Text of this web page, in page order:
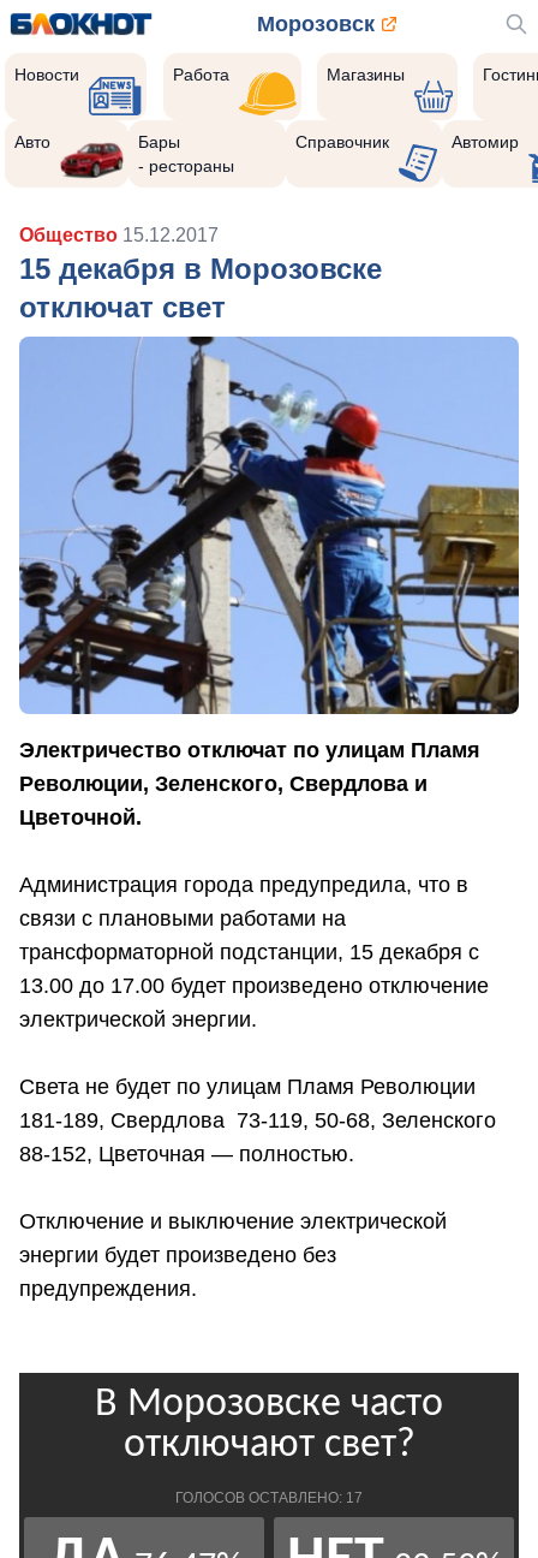
Морозовск
Новости Работа Магазины
Авто
Бары
- рестораны
Справочник Автомир
Общество 15.12.2017
15 декабря в Морозовске
отключат свет
Электричество отключат по улицам Пламя
Революции, Зеленского, Свердлова и
Цветочной.
Администрация города предупредила, что в
связи с плановыми работами на
трансформаторной подстанции, 15 декабря с
13.00 до 17.00 будет произведено отключение
электрической энергии.
Света не будет по улицам Пламя Революции
181-189, Свердлова 73-119, 50-68, Зеленского
88-152, Цветочная — полностью.
Отключение и выключение электрической
энергии будет произведено без
предупреждения.